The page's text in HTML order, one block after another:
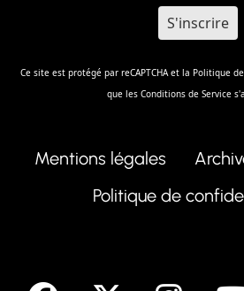
Ce site est protégé par reCAPTCHA et la Politique
que les Conditions de Service
Mentions légales
Politique de